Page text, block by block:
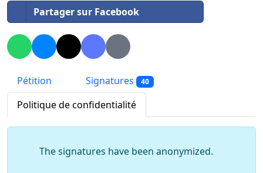
Partager sur Facebook
Pétition Signatures 40
Politique de confidentialité
The signatures have been anonymized.